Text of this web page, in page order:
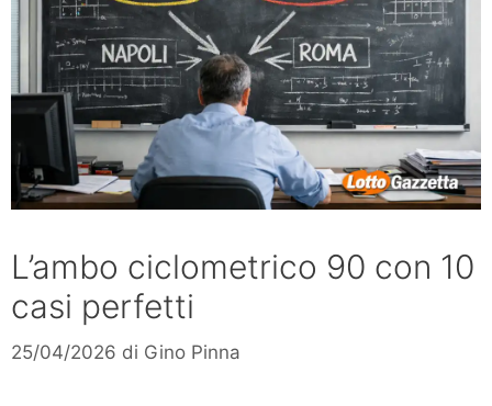
L’ambo ciclometrico 90 con 10
casi perfetti
25/04/2026 di Gino Pinna